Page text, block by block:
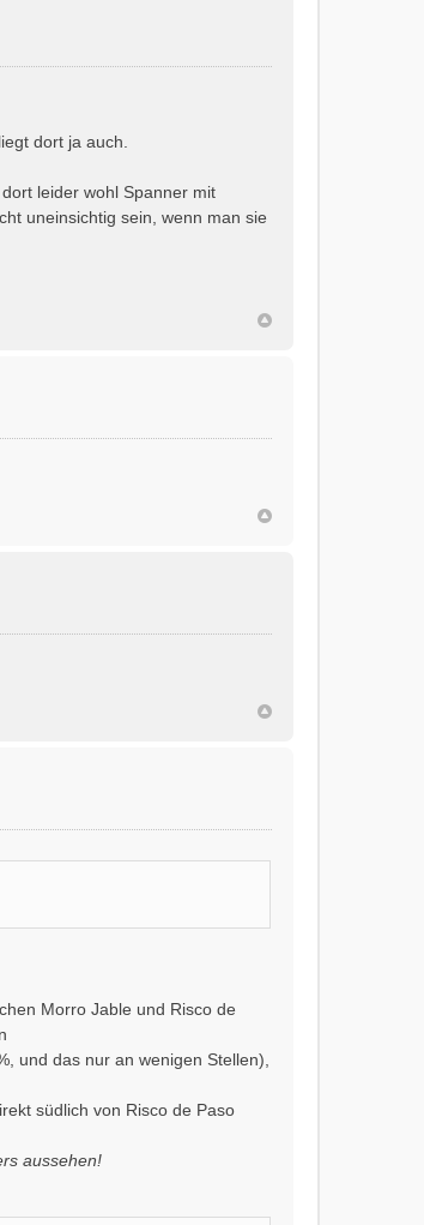
dort ja auch.
leider wohl Spanner mit
uneinsichtig sein, wenn man sie
Morro Jable und Risco de
und das nur an wenigen Stellen),
südlich von Risco de Paso
aussehen!